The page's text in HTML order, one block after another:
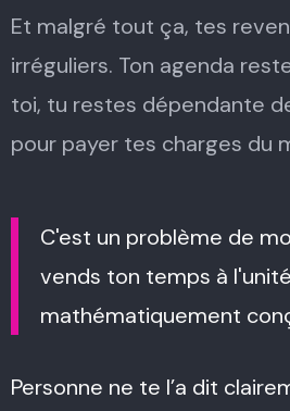
Et malgré tout ça, tes
irréguliers. Ton agenda
toi, tu restes dépendante
pour payer tes charges du
C'est un problème de
vends ton temps à
mathématiquement
Personne ne te l’a dit